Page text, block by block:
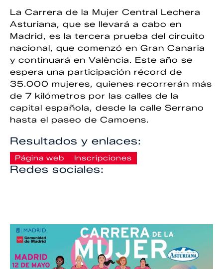
La Carrera de la Mujer Central Lechera
Asturiana, que se llevará a cabo en
Madrid, es la tercera prueba del circuito
nacional, que comenzó en Gran Canaria
y continuará en València. Este año se
espera una participación récord de
35.000 mujeres, quienes recorrerán más
de 7 kilómetros por las calles de la
capital española, desde la calle Serrano
hasta el paseo de Camoens.
Resultados y enlaces:
Página web Inscripciones
Redes sociales: